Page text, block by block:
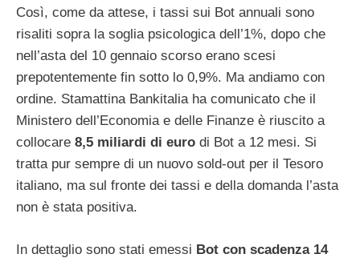
Così, come da attese, i tassi sui Bot annuali sono
risaliti sopra la soglia psicologica dell’1%, dopo che
nell’asta del 10 gennaio scorso erano scesi
prepotentemente fin sotto lo 0,9%. Ma andiamo con
ordine. Stamattina Bankitalia ha comunicato che il
Ministero dell’Economia e delle Finanze è riuscito a
collocare 8,5 miliardi di euro di Bot a 12 mesi. Si
tratta pur sempre di un nuovo sold-out per il Tesoro
italiano, ma sul fronte dei tassi e della domanda l’asta
non è stata positiva.
In dettaglio sono stati emessi Bot con scadenza 14